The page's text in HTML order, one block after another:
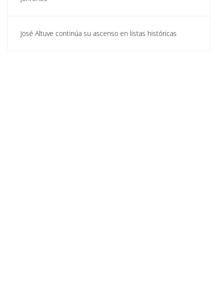
José Altuve continúa su ascenso en listas históricas